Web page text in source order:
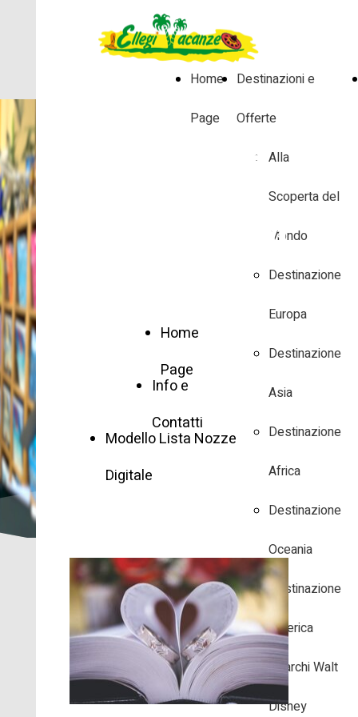
Home
Page
Destinazioni e
Offerte
Alla
Scoperta del
Mondo
Destinazione
Europa
Destinazione
Asia
Destinazione
Africa
Destinazione
Oceania
Destinazione
America
I Parchi Walt
Disney
LA LISTA
VIAGGIO DI
Contattaci per Aprire una nuova
Home
Page
Info e
Contatti
Modello Lista Nozze
Digitale